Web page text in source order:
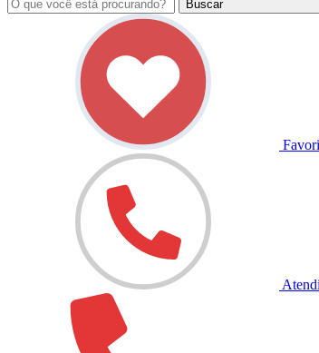
Buscar